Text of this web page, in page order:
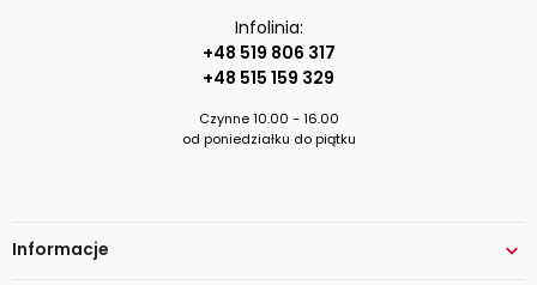
Infolinia:
+48 519 806 317
+48 515 159 329
Czynne 10.00 - 16.00
od poniedziałku do piątku
Informacje 